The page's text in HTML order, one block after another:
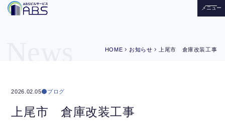
メニュー
HOME chevron_right お知らせ chevron_right 上尾市 倉庫改装工事
2026.02.05 ブログ
上尾市 倉庫改装工事